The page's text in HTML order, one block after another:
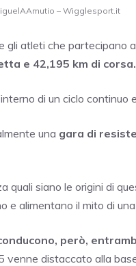
– Wigglesport.it
gli atleti che partecipano
e 42,195 km di corsa.
di un ciclo continuo
una gara di
quali siano le origini di
e alimentano il mito di
però,
venne distaccato alla